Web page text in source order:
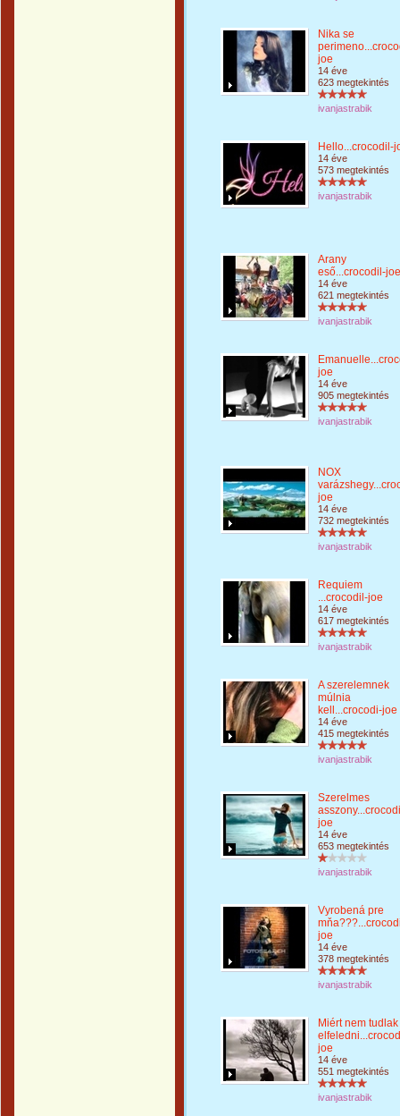
Nika se
joe
14 éve
623 megtekintés
ivanjastrabik
Hello...crocodil-
14 éve
573 megtekintés
ivanjastrabik
Arany
eső...crocodil-joe
14 éve
621 megtekintés
ivanjastrabik
joe
14 éve
905 megtekintés
ivanjastrabik
NOX
joe
14 éve
732 megtekintés
ivanjastrabik
Requiem
...crocodil-joe
14 éve
617 megtekintés
ivanjastrabik
A szerelemnek
múlnia
kell...crocodi-joe
14 éve
415 megtekintés
ivanjastrabik
Szerelmes
joe
14 éve
653 megtekintés
ivanjastrabik
Vyrobená pre
joe
14 éve
378 megtekintés
ivanjastrabik
Miért nem tudlak
joe
14 éve
551 megtekintés
ivanjastrabik